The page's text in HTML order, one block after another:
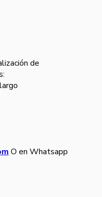
de
O en Whatsapp